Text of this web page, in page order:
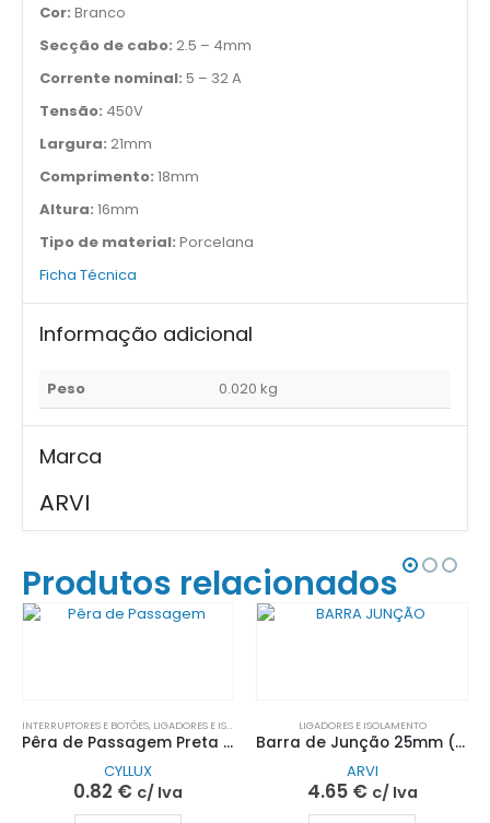
Cor: Branco
Secção de cabo: 2.5 – 4mm
Corrente nominal: 5 – 32 A
Tensão: 450V
Largura: 21mm
Comprimento: 18mm
Altura: 16mm
Tipo de material: Porcelana
Ficha Técnica
Informação adicional
Peso 0.020 kg
Marca
ARVI
Produtos relacionados
INTERRUPTORES E BOTÕES, LIGADORES E ISOLAMENTO
Pêra de Passagem Preta 2,5A 250V~| CYLLUX
CYLLUX
0.82 € c/ Iva
LIGADORES E ISOLAMENTO
Barra de Junção 25mm (Múltiplos de 12UN)| ARVI
ARVI
4.65 € c/ Iva